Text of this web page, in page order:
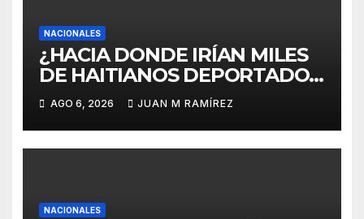
NACIONALES
¿HACIA DONDE IRÍAN MILES
DE HAITIANOS DEPORTADOS
DE LOS EE.UU.? A
continuación la respuesta
AGO 6, 2026 JUAN M RAMÍREZ
NACIONALES